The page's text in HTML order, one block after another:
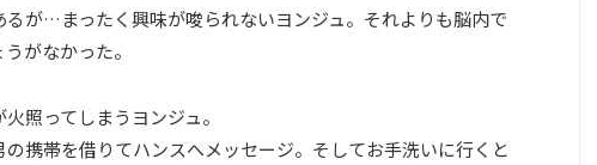
が…まったく興味が唆られないヨンジュ。それよりも脳内で
がなかった。
照ってしまうヨンジュ。
携帯を借りてハンスへメッセージ。そしてお手洗いに行くと